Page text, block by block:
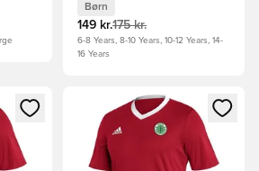
Børn
149 kr.175 kr.
6-8 Years, 8-10 Years, 10-12 Years, 14-
16 Years
logge ind eller tilmelde dig som
Åbner en Modal til at logge